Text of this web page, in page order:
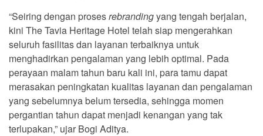
“Seiring dengan prosesrebrandingyang tengah berjalan,
kini The Tavia Heritage Hotel telah siap mengerahkan
seluruh fasilitas dan layanan terbaiknya untuk
menghadirkan pengalaman yang lebih optimal. Pada
perayaan malam tahun baru kali ini, para tamu dapat
merasakan peningkatan kualitas layanan dan pengalaman
yang sebelumnya belum tersedia, sehingga momen
pergantian tahun dapat menjadi kenangan yang tak
terlupakan,” ujar Bogi Aditya.